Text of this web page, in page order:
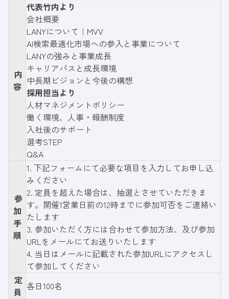
内
容
代表竹内より
会社概要
LANYについて｜MVV
AI検索最適化市場への参入と事業について
LANYの強みと事業成長
キャリアパスと成長環境
中長期ビジョンと今後の構想
採用担当より
人材マネジメントポリシー
働く環境、人事・報酬制度
入社後のサポート
選考STEP
Q&A
参
加
手
順
1. 下記フォーム にて必要な項目を入力してお申し込
みください
2. 定員を超えた場合は、抽選とさせていただきま
す。開催1営業日前の12時までに参加可否をご連絡い
たします
3. 参加いただく方には合わせて参加方法、及び参加
URLをメールにてお送りいたします
4. 当日はメールに記載された参加URLにアクセスし
て参加してください
定
員 各日100名